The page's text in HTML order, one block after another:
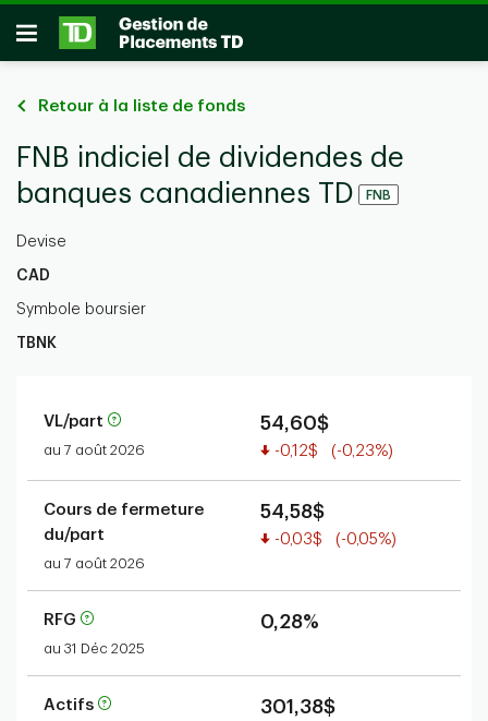
Passer au contenu principal
Ouvrir
Retour à la liste de fonds
FNB indiciel de dividendes de
banques canadiennes TD
FNB
Devise
CAD
Symbole boursier
TBNK
VL/part
au 7 août 2026
54,60$
Valeur réduite
-0,12$ (-0,23%)
Cours de fermeture
du/part
au 7 août 2026
54,58$
Valeur réduite
-0,03$ (-0,05%)
RFG
au 31 Déc 2025
0,28%
Actifs 301,38$